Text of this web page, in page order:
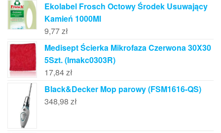
Ekolabel Frosch Octowy Środek Usuwający
Kamień 1000Ml
9,77zł
Medisept Ścierka Mikrofaza Czerwona 30X30
5Szt. (Imakc0303R)
17,84zł
Black&Decker Mop parowy (FSM1616-QS)
348,98 zł